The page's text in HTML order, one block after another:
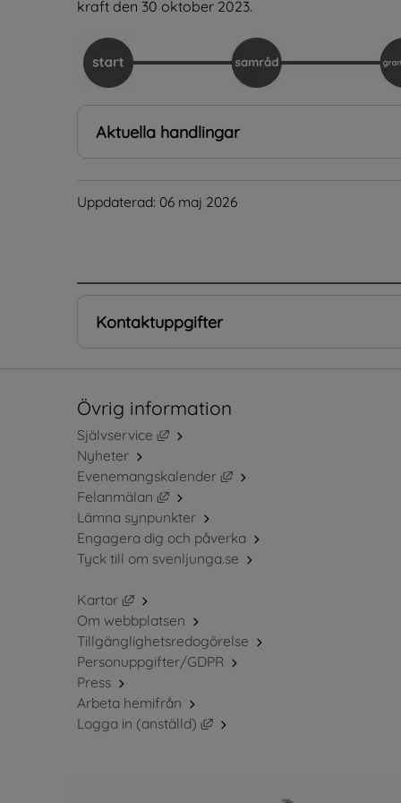
kraft den 30 oktober 2023.
Aktuella handlingar
Uppdaterad: 06 maj 2026
Kontaktuppgifter
Övrig information
Självservice
Länk till annan webbplats, öppnas i
Nyheter
Evenemangskalender
Länk till annan webbplats,
Felanmälan
Länk till annan webbplats, öppnas i
Lämna synpunkter
Engagera dig och påverka
Tyck till om svenljunga.se
Kartor
Länk till annan webbplats, öppnas i nytt
Om webbplatsen
Tillgänglighetsredogörelse
Personuppgifter/GDPR
Press
Arbeta hemifrån
Logga in (anställd)
Länk till annan webbplats,